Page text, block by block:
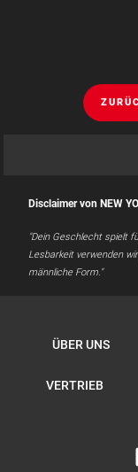
Disclaimer von NEW
"Dein Geschlecht spielt
Lesbarkeit verwenden
männliche Form."
ÜBER UNS
VERTRIEB